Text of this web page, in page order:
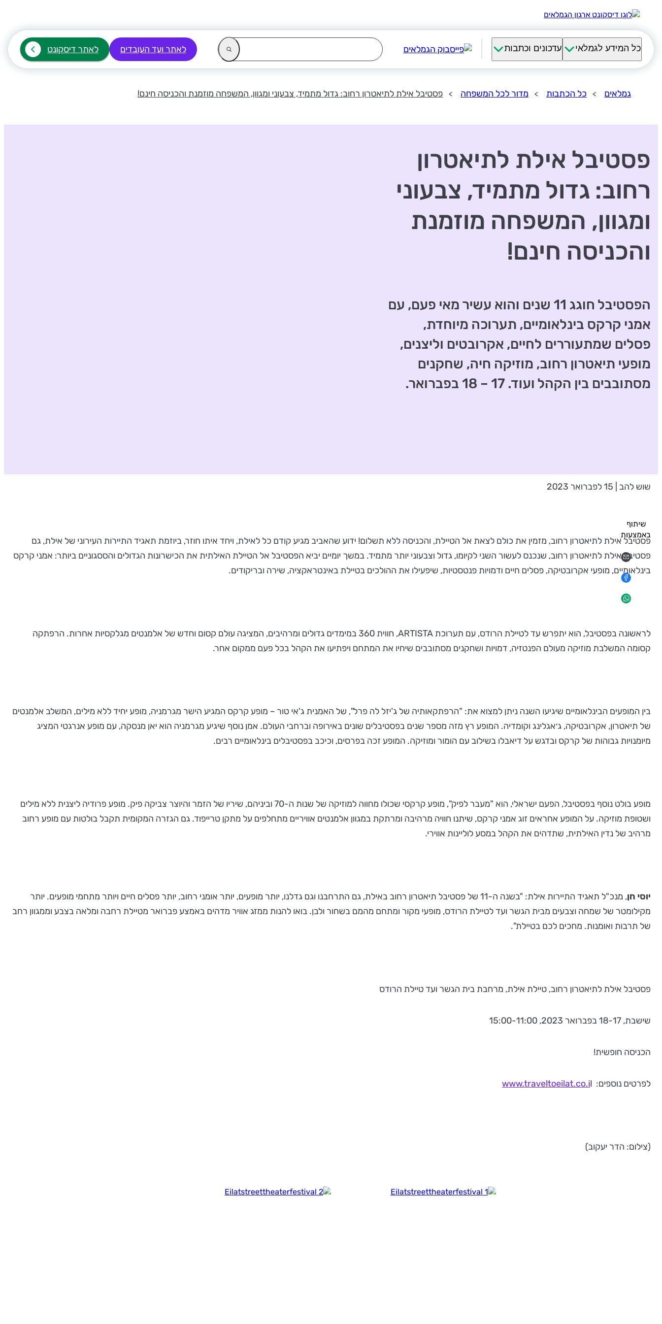
כל המידע לגמלאי עדכונים וכתבות לאתר ועד העובדים לאתר דיסקונט
גמלאים כל הכתבות מדור לכל המשפחה פסטיבל אילת לתיאטרון רחוב: גדול מתמיד, צבעוני ומגוון, המשפחה מוזמנת והכניסה חינם!
פסטיבל אילת לתיאטרון
רחוב: גדול מתמיד, צבעוני
ומגוון, המשפחה מוזמנת
והכניסה חינם!
הפסטיבל חוגג 11 שנים והוא עשיר מאי פעם, עם
אמני קרקס בינלאומיים, תערוכה מיוחדת,
פסלים שמתעוררים לחיים, אקרובטים וליצנים,
מופעי תיאטרון רחוב, מוזיקה חיה, שחקנים
מסתובבים בין הקהל ועוד. 17 – 18 בפברואר.
שוש להב | 15 לפברואר 2023
פסטיבל אילת לתיאטרון רחוב, מזמין את כולם לצאת אל הטיילת, והכניסה ללא תשלום! ידוע שהאביב מגיע קודם כל לאילת, ויחד איתו חוזר, ביוזמת תאגיד התיירות העירוני של אילת, גם
פסטיבל אילת לתיאטרון רחוב, שנכנס לעשור השני לקיומו, גדול וצבעוני יותר מתמיד. במשך יומיים יביא הפסטיבל אל הטיילת האילתית את הכישרונות הגדולים והססגוניים ביותר: אמני קרקס
בינלאומיים, מופעי אקרובטיקה, פסלים חיים ודמויות פנטסטיות, שיפעילו את ההולכים בטיילת באינטראקציה, שירה ובריקודים.
לראשונה בפסטיבל, הוא יתפרש עד לטיילת הרודס, עם תערוכת ARTISTA, חווית 360 במימדים גדולים ומרהיבים, המציגה עולם קסום וחדש של אלמנטים מגלקסיות אחרות. הרפתקה
קסומה המשלבת מוזיקה מעולם הפנטזיה, דמויות ושחקנים מסתובבים שיחיו את המתחם ויפתיעו את הקהל בכל פעם ממקום אחר.
בין המופעים הבינלאומיים שיגיעו השנה ניתן למצוא את: "הרפתקאותיה של ג'יזל לה פרל", של האמנית ג'אי טור – מופע קרקס המגיע הישר מגרמניה, מופע יחיד ללא מילים, המשלב אלמנטים
של תיאטרון, אקרובטיקה, ג׳אגלינג וקומדיה. המופע רץ מזה מספר שנים בפסטיבלים שונים באירופה וברחבי העולם. אמן נוסף שיגיע מגרמניה הוא יאן מנסקה, עם מופע אנרגטי המציג
מיומנויות גבוהות של קרקס ובדגש על דיאבלו בשילוב עם הומור ומוזיקה. המופע זכה בפרסים, וכיכב בפסטיבלים בינלאומיים רבים.
מופע בולט נוסף בפסטיבל, הפעם ישראלי, הוא "מעבר לפיק", מופע קרקסי שכולו מחווה למוזיקה של שנות ה-70 וביניהם, שיריו של הזמר והיוצר צביקה פיק. מופע פרודיה ליצנית ללא מילים
ושטופת מוזיקה. על המופע אחראים זוג אמני קרקס, שיתנו חוויה מרהיבה ומרתקת במגוון אלמנטים אוויריים מתחלפים על מתקן טרייפוד. גם הגזרה המקומית תקבל בולטות עם מופע רחוב
מרהיב של נדין האילתית, שתדהים את הקהל במסע לוליינות אווירי.
יוסי חן
, מנכ"ל תאגיד התיירות אילת: "בשנה ה-11 של פסטיבל תיאטרון רחוב באילת, גם התרחבנו וגם גדלנו, יותר מופעים, יותר אומני רחוב, יותר פסלים חיים ויותר מתחמי מופעים. יותר
מקילומטר של שמחה וצבעים מבית הגשר ועד לטיילת הרודס, מופעי מקור ומתחם מהמם בשחור ולבן. בואו להנות ממזג אוויר מדהים באמצע פברואר מטיילת רחבה ומלאה בצבע וממגוון רחב
של תרבות ואומנות. מחכים לכם בטיילת".
פסטיבל אילת לתיאטרון רחוב, טיילת אילת, מרחבת בית הגשר ועד טיילת הרודס
שישבת, 18-17 בפברואר 2023, 15:00-11:00
הכניסה חופשית!
לפרטים נוספים: www.traveltoeilat.co.il
(צילום: הדר יעקוב)
שיתוף
באמצעות